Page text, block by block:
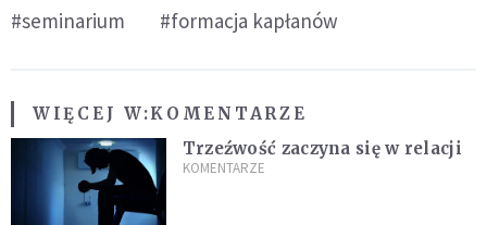
#seminarium
#formacja kapłanów
WIĘCEJ W:KOMENTARZE
Trzeźwość zaczyna się w relacji
KOMENTARZE